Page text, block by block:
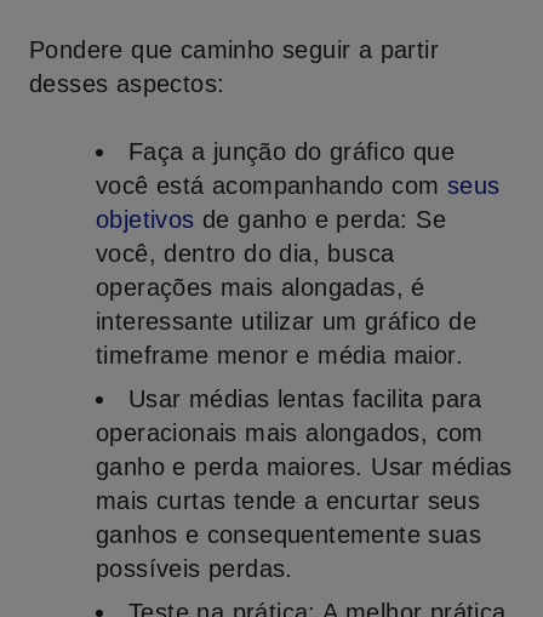
Pondere que caminho seguir a partir
desses aspectos:
Faça a junção do gráfico que
você está acompanhando com seus
objetivos de ganho e perda: Se
você, dentro do dia, busca
operações mais alongadas, é
interessante utilizar um gráfico de
timeframe menor e média maior.
Usar médias lentas facilita para
operacionais mais alongados, com
ganho e perda maiores. Usar médias
mais curtas tende a encurtar seus
ganhos e consequentemente suas
possíveis perdas.